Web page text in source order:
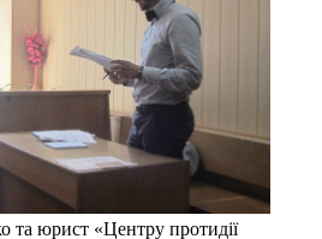
та юрист «Центру протидії